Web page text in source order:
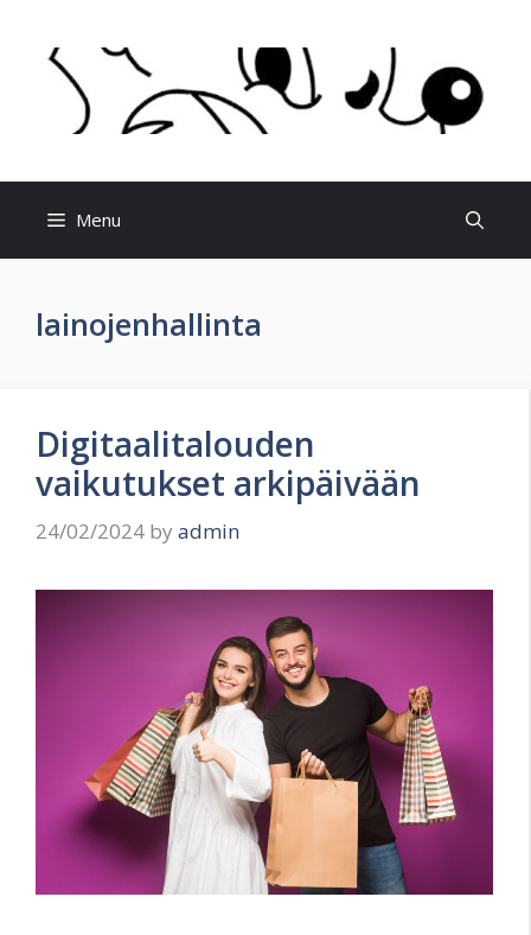
content
Menu
lainojenhallinta
Digitaalitalouden
vaikutukset arkipäivään
24/02/2024 by admin